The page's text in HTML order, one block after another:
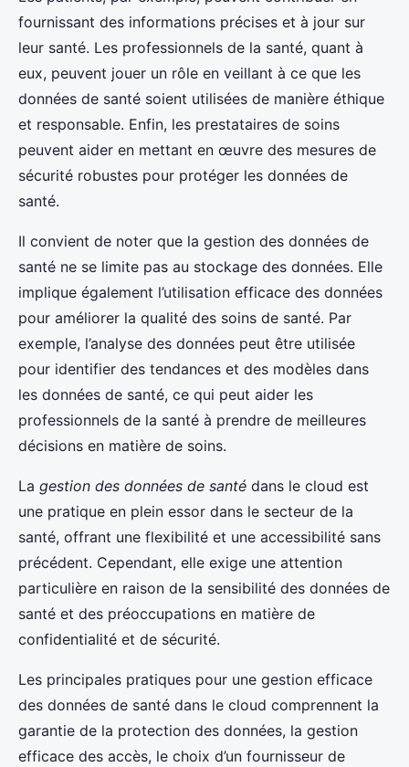
fournissant des informations précises et à jour sur
leur santé. Les professionnels de la santé, quant à
eux, peuvent jouer un rôle en veillant à ce que les
données de santé soient utilisées de manière éthique
et responsable. Enfin, les prestataires de soins
peuvent aider en mettant en œuvre des mesures de
sécurité robustes pour protéger les données de
santé.
Il convient de noter que la gestion des données de
santé ne se limite pas au stockage des données. Elle
implique également l’utilisation efficace des données
pour améliorer la qualité des soins de santé. Par
exemple, l’analyse des données peut être utilisée
pour identifier des tendances et des modèles dans
les données de santé, ce qui peut aider les
professionnels de la santé à prendre de meilleures
décisions en matière de soins.
La gestion des données de santé dans le cloud est
une pratique en plein essor dans le secteur de la
santé, offrant une flexibilité et une accessibilité sans
précédent. Cependant, elle exige une attention
particulière en raison de la sensibilité des données de
santé et des préoccupations en matière de
confidentialité et de sécurité.
Les principales pratiques pour une gestion efficace
des données de santé dans le cloud comprennent la
garantie de la protection des données, la gestion
efficace des accès, le choix d’un fournisseur de